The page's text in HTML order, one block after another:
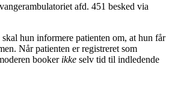
afd. 451 besked via
hun informere patienten om, at hun får
Når patienten er registreret som
booker ikke selv tid til indledende